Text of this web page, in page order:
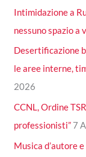
Intimidazione a
nessuno spazio a
Desertificazione
le aree interne,
2026
CCNL, Ordine
professionisti” 7
Musica d’autore